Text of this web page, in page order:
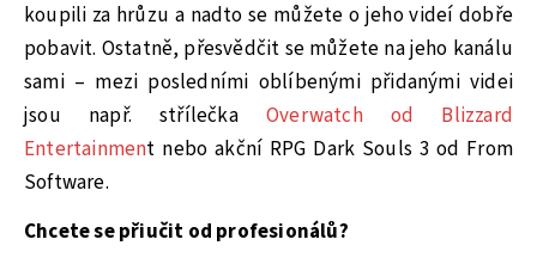
koupili za hrůzu a nadto se můžete o jeho videí dobře
pobavit. Ostatně, přesvědčit se můžete na jeho kanálu
sami – mezi posledními oblíbenými přidanými videi
jsou např. střílečka Overwatch od Blizzard
Entertainment nebo akční RPG Dark Souls 3 od From
Software.
Chcete se přiučit od profesionálů?